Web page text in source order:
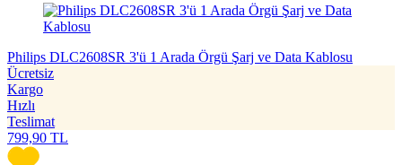
Philips DLC2608SR 3'ü 1 Arada Örgü Şarj ve Data Kablosu
Ücretsiz
Kargo
Hızlı
Teslimat
799,90 TL